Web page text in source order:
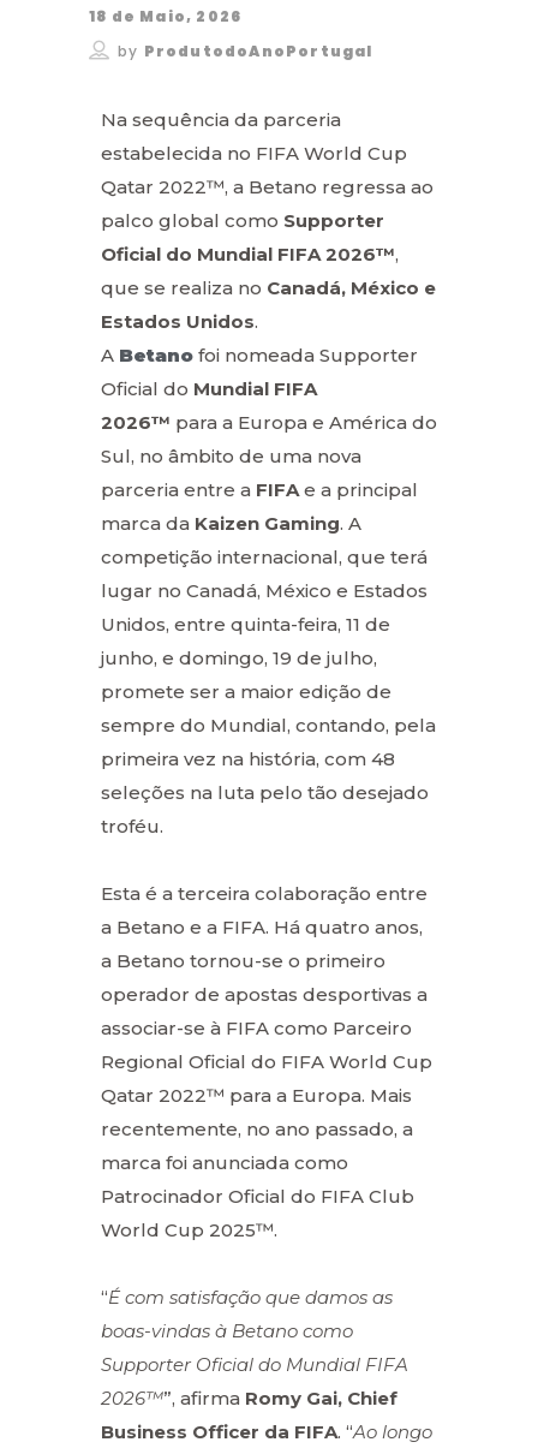
18 de Maio, 2026
by ProdutodoAnoPortugal
Na sequência da parceria
estabelecida no FIFA World Cup
Qatar 2022™, a Betano regressa ao
palco global como Supporter
Oficial do Mundial FIFA 2026™,
que se realiza no Canadá, México e
Estados Unidos.
A Betano foi nomeada Supporter
Oficial do Mundial FIFA
2026™ para a Europa e América do
Sul, no âmbito de uma nova
parceria entre a FIFAe a principal
marca da Kaizen Gaming. A
competição internacional, que terá
lugar no Canadá, México e Estados
Unidos, entre quinta-feira, 11 de
junho, e domingo, 19 de julho,
promete ser a maior edição de
sempre do Mundial, contando, pela
primeira vez na história, com 48
seleções na luta pelo tão desejado
troféu.
Esta é a terceira colaboração entre
a Betano e a FIFA. Há quatro anos,
a Betano tornou-se o primeiro
operador de apostas desportivas a
associar-se à FIFA como Parceiro
Regional Oficial do FIFA World Cup
Qatar 2022™ para a Europa. Mais
recentemente, no ano passado, a
marca foi anunciada como
Patrocinador Oficial do FIFA Club
World Cup 2025™.
“É com satisfação que damos as
boas-vindas à Betano como
Supporter Oficial do Mundial FIFA
2026™”, afirma Romy Gai, Chief
Business Officer da FIFA. “Ao longo